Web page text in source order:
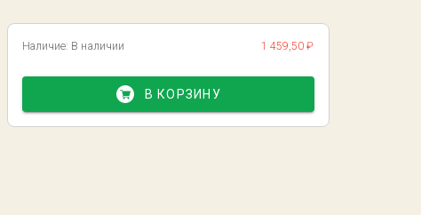
Наличие: В наличии 1 459,50 ₽
В КОРЗИНУ